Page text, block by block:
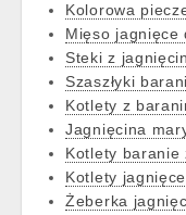
Kolorowa
Mięso jagnięce
Steki z
Szaszłyki
Kotlety z
Jagnięcina
Kotlety baranie
Kotlety
Żeberka